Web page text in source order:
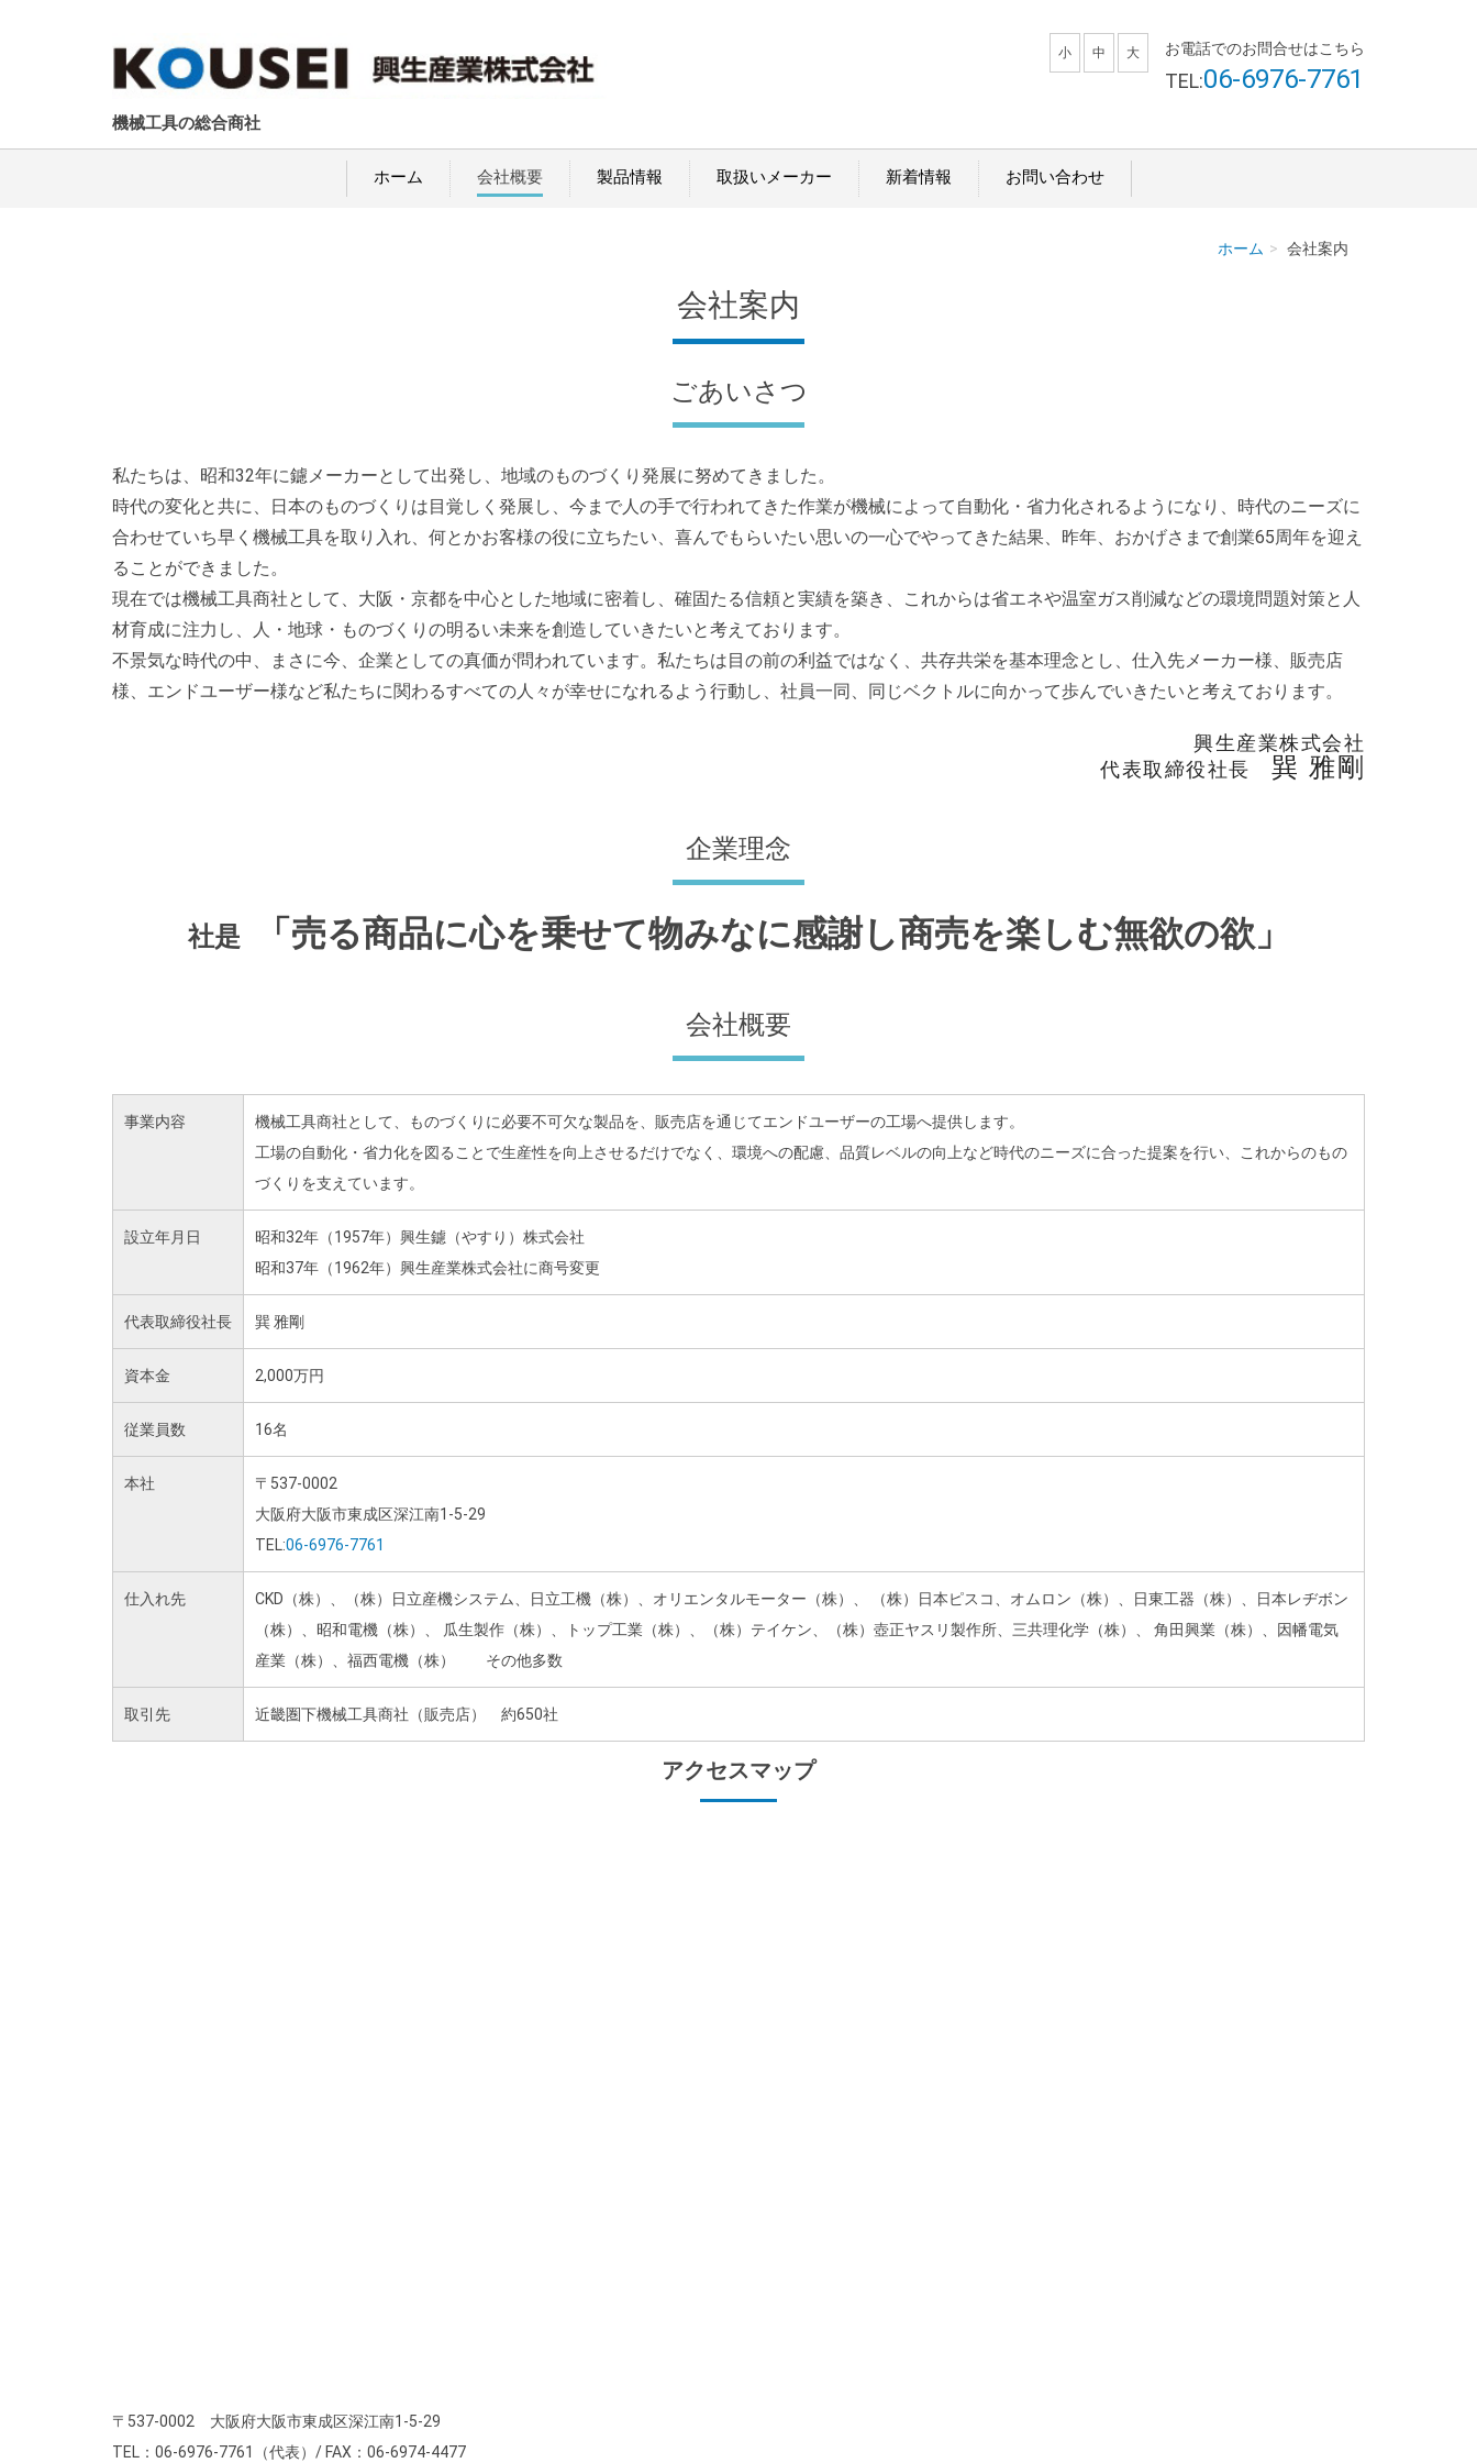
機械工具の総合商社
お電話でのお問合せはこちら
TEL:06-6976-7761
小 中 大
ホーム 会社概要 製品情報 取扱いメーカー 新着情報 お問い合わせ
ホーム 会社案内
会社案内
ごあいさつ
私たちは、昭和32年に鑢メーカーとして出発し、地域のものづくり発展に努めてきました。
時代の変化と共に、日本のものづくりは目覚しく発展し、今まで人の手で行われてきた作業が機械によって自動化・省力化されるようになり、時代のニーズに
合わせていち早く機械工具を取り入れ、何とかお客様の役に立ちたい、喜んでもらいたい思いの一心でやってきた結果、昨年、おかげさまで創業65周年を迎え
ることができました。
現在では機械工具商社として、大阪・京都を中心とした地域に密着し、確固たる信頼と実績を築き、これからは省エネや温室ガス削減などの環境問題対策と人
材育成に注力し、人・地球・ものづくりの明るい未来を創造していきたいと考えております。
不景気な時代の中、まさに今、企業としての真価が問われています。私たちは目の前の利益ではなく、共存共栄を基本理念とし、仕入先メーカー様、販売店
様、エンドユーザー様など私たちに関わるすべての人々が幸せになれるよう行動し、社員一同、同じベクトルに向かって歩んでいきたいと考えております。
興生産業株式会社
代表取締役社長 巽 雅剛
企業理念
社是 「売る商品に心を乗せて物みなに感謝し商売を楽しむ無欲の欲」
会社概要
事業内容
機械工具商社として、ものづくりに必要不可欠な製品を、販売店を通じてエンドユーザーの工場へ提供します。
工場の自動化・省力化を図ることで生産性を向上させるだけでなく、環境への配慮、品質レベルの向上など時代のニーズに合った提案を行い、これからのもの
づくりを支えています。
設立年月日
昭和32年（1957年）興生鑢（やすり）株式会社
昭和37年（1962年）興生産業株式会社に商号変更
代表取締役社長 巽 雅剛
資本金 2,000万円
従業員数 16名
本社
〒537-0002
大阪府大阪市東成区深江南1-5-29
TEL:06-6976-7761
仕入れ先
CKD（株）、（株）日立産機システム、日立工機（株）、オリエンタルモーター（株）、 （株）日本ピスコ、オムロン（株）、日東工器（株）、日本レヂボン
（株）、昭和電機（株）、 瓜生製作（株）、トップ工業（株）、（株）テイケン、（株）壺正ヤスリ製作所、三共理化学（株）、 角田興業（株）、因幡電気
産業（株）、福西電機（株） その他多数
取引先 近畿圏下機械工具商社（販売店） 約650社
アクセスマップ
〒537-0002 大阪府大阪市東成区深江南1-5-29
TEL：06-6976-7761（代表）/ FAX：06-6974-4477